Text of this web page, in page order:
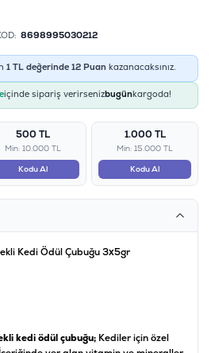
8698995030212
1 TL değerinde 12 Puan kazanacaksınız.
içinde sipariş verirsenizbugünkargoda!
500 TL
Min: 10.000 TL
Kodu Al
1.000 TL
Min: 15.000 TL
Kodu Al
Kedi Ödül Çubuğu 3x5gr
kedi ödül çubuğu; Kediler için özel